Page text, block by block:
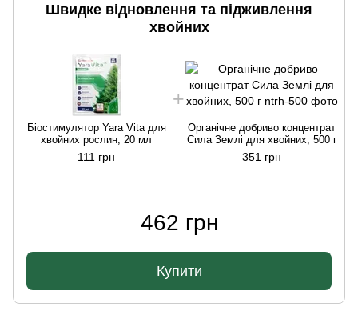
Швидке відновлення та підживлення
хвойних
Біостимулятор Yara Vita для
хвойних рослин, 20 мл
111 грн
Органічне добриво концентрат
Сила Землі для хвойних, 500 г
351 грн
462 грн
Купити